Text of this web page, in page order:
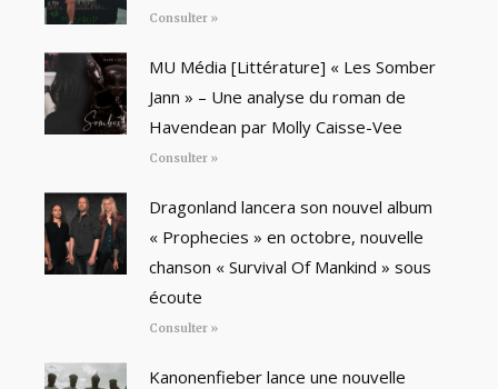
Consulter »
MU Média [Littérature] « Les Somber
Jann » – Une analyse du roman de
Havendean par Molly Caisse-Vee
Consulter »
Dragonland lancera son nouvel album
« Prophecies » en octobre, nouvelle
chanson « Survival Of Mankind » sous
écoute
Consulter »
Kanonenfieber lance une nouvelle